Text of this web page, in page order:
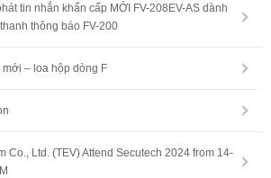
tin nhắn khẩn cấp MỚI FV-208EV-AS dành
thông báo FV-200
– loa hộp dòng F
Co., Ltd. (TEV) Attend Secutech 2024 from 14-